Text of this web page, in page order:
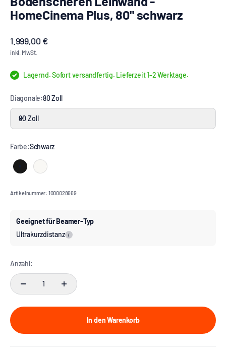
HomeCinema Plus, 80" schwarz
Angebot
1.999,00 €
inkl. MwSt.
Lagernd. Sofort versandfertig. Lieferzeit 1-2 Werktage.
Diagonale:80 Zoll
80 Zoll
Farbe:Schwarz
SchwarzWeiß
Artikelnummer: 1000028669
Geeignet für Beamer-Typ
Ultrakurzdistanz i
Anzahl:
In den Warenkorb